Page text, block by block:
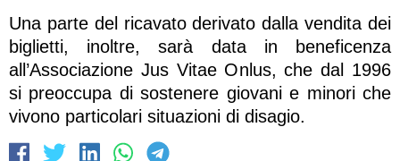
Una parte del ricavato derivato dalla vendita dei
biglietti, inoltre, sarà data in beneficenza
all’Associazione Jus Vitae Onlus, che dal 1996
si preoccupa di sostenere giovani e minori che
vivono particolari situazioni di disagio.